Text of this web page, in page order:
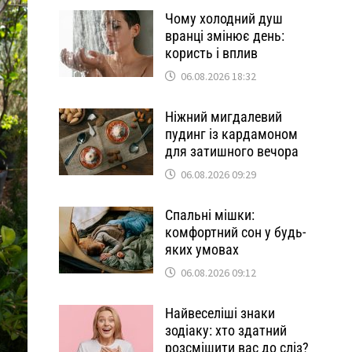
Чому холодний душ
вранці змінює день:
користь і вплив
06.08.2026 18:32
Ніжний мигдалевий
пудинг із кардамоном
для затишного вечора
06.08.2026 09:29
Спальні мішки:
комфортний сон у будь-
яких умовах
06.08.2026 09:12
Найвеселіші знаки
зодіаку: хто здатний
розсмішити вас до сліз?